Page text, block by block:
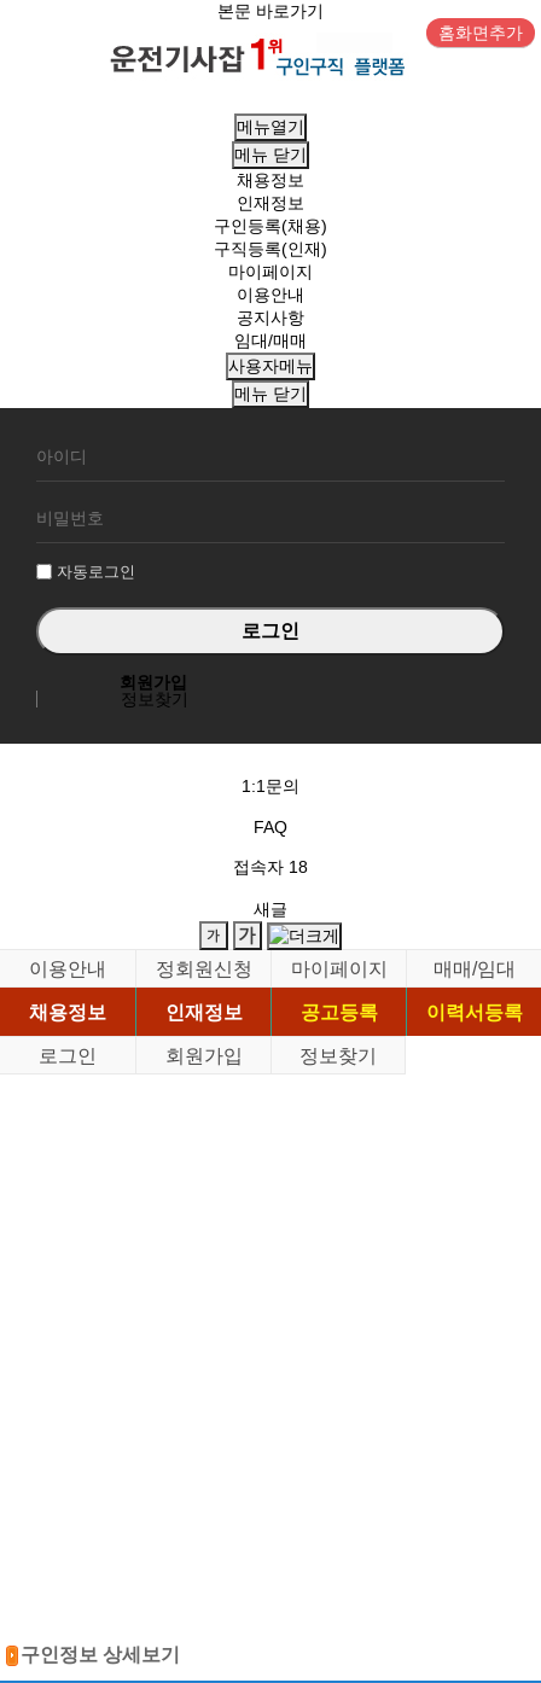
본문 바로가기
홈화면추가
메뉴열기
메뉴 닫기
채용정보
인재정보
구인등록(채용)
구직등록(인재)
마이페이지
이용안내
공지사항
임대/매매
사용자메뉴
메뉴 닫기
원
그
자동로그인
회원가입
정보찾기
1:1문의
FAQ
접속자 18
새글
이용안내 정회원신청 마이페이지
매매/임대
채용정보
인재정보 공고등록
이력서등록
로그인
회원가입 정보찾기
구인정보 상세보기